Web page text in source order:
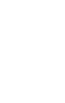
enligt SS